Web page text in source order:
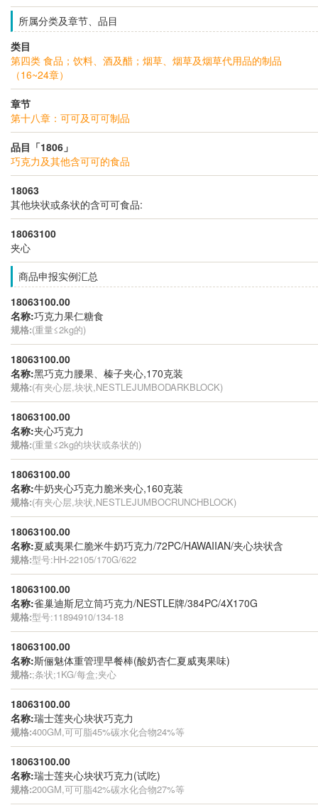
所属分类及章节、品目
类目
第四类 食品；饮料、酒及醋；烟草、烟草及烟草代用品的制品
（16~24章）
章节
第十八章：可可及可可制品
品目「1806」
巧克力及其他含可可的食品
18063
其他块状或条状的含可可食品:
18063100
夹心
商品申报实例汇总
18063100.00
名称:巧克力果仁糖食
规格:(重量≤2kg的)
18063100.00
名称:黑巧克力腰果、榛子夹心,170克装
规格:(有夹心层,块状,NESTLEJUMBODARKBLOCK)
18063100.00
名称:夹心巧克力
规格:(重量≤2kg的块状或条状的)
18063100.00
名称:牛奶夹心巧克力脆米夹心,160克装
规格:(有夹心层,块状,NESTLEJUMBOCRUNCHBLOCK)
18063100.00
名称:夏威夷果仁脆米牛奶巧克力/72PC/HAWAIIAN/夹心块状含
规格:型号:HH-22105/170G/622
18063100.00
名称:雀巢迪斯尼立筒巧克力/NESTLE牌/384PC/4X170G
规格:型号:11894910/134-18
18063100.00
名称:斯俪魅体重管理早餐棒(酸奶杏仁夏威夷果味)
规格:;条状;1KG/每盒;夹心
18063100.00
名称:瑞士莲夹心块状巧克力
规格:400GM,可可脂45%碳水化合物24%等
18063100.00
名称:瑞士莲夹心块状巧克力(试吃)
规格:200GM,可可脂42%碳水化合物27%等